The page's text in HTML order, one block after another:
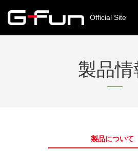
Official Site
製品情
製品について